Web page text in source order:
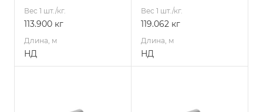
Вес 1 шт./кг.
113.900 кг
Длина, м
НД
Вес 1 шт./кг.
119.062 кг
Длина, м
НД